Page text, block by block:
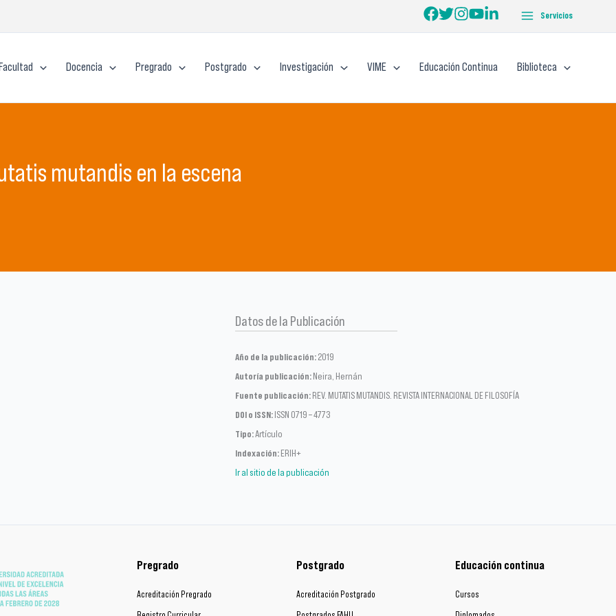
Servicios
Docencia Pregrado Postgrado Investigación VIME Educación Continua Biblioteca
mutandis en la escena
Datos de la Publicación
Año de la publicación:2019
Autoría publicación:Neira, Hernán
Fuente publicación:REV. MUTATIS MUTANDIS. REVISTA INTERNACIONAL DE FILOSOFÍA
DOI o ISSN:ISSN 0719 – 4773
Tipo:Artículo
Indexación:ERIH+
Ir al sitio de la publicación
Pregrado
Acreditación Pregrado
Postgrado
Acreditación Postgrado
Educación continua
Cursos